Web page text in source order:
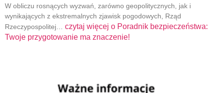
W obliczu rosnących wyzwań, zarówno geopolitycznych, jak i
wynikających z ekstremalnych zjawisk pogodowych, Rząd
Rzeczypospolitej… czytaj więcej o Poradnik bezpieczeństwa:
Twoje przygotowanie ma znaczenie!